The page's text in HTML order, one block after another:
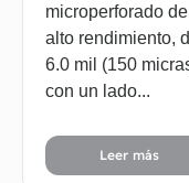
microperforado de
alto rendimiento,
6.0 mil (150
con un lado...
Leer más